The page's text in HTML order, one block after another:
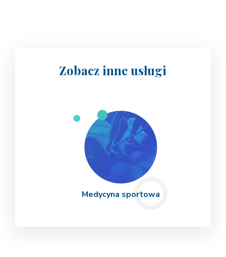
Zobacz inne usługi
Medycyna sportowa